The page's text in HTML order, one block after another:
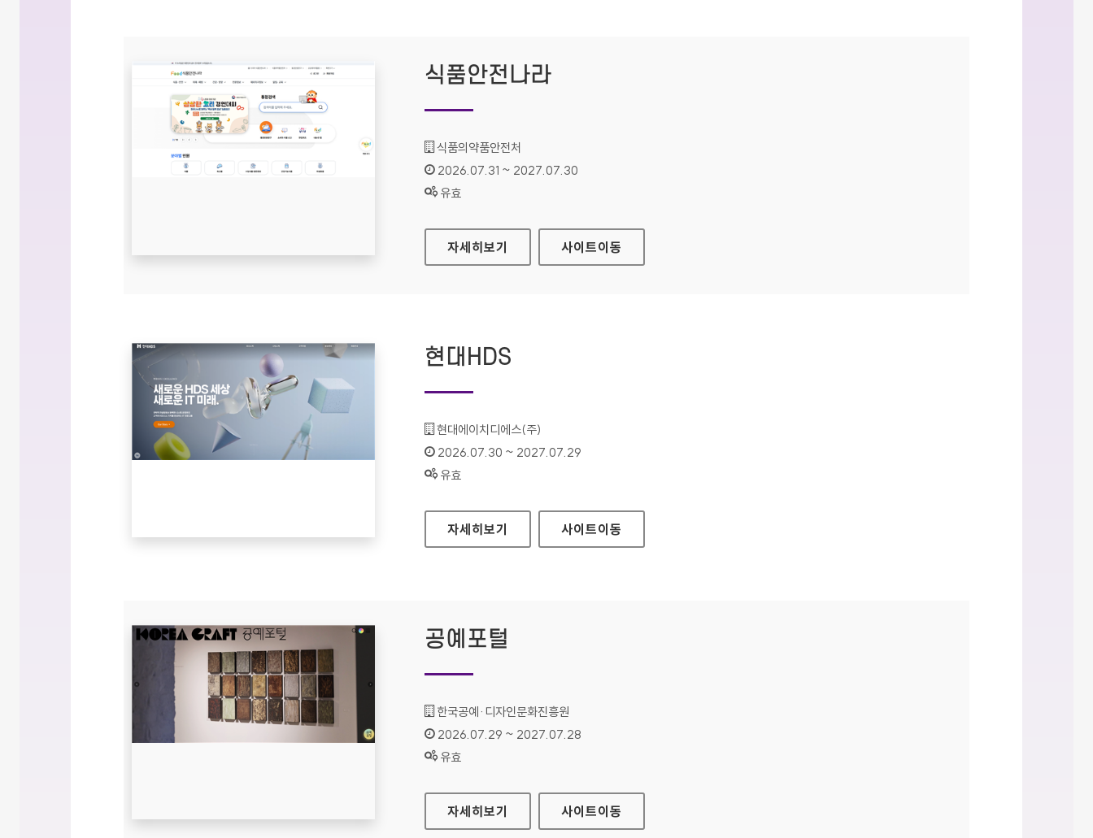
식품안전나라
기관명 :
식품의약품안전처
인증기간 :
2026.07.31 ~ 2027.07.30
상태 :
유효
식품안전나라
자세히보기 사이트이동
현대HDS
기관명 :
현대에이치디에스(주)
인증기간 :
2026.07.30 ~ 2027.07.29
상태 :
유효
현대HDS
자세히보기 사이트이동
공예포털
기관명 :
한국공예·디자인문화진흥원
인증기간 :
2026.07.29 ~ 2027.07.28
상태 :
유효
공예포털
자세히보기 사이트이동